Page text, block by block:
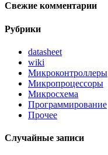
Свежие комментарии
Рубрики
datasheet
wiki
Микроконтроллеры
Микропроцессоры
Микросхема
Программирование
Прочее
Случайные записи